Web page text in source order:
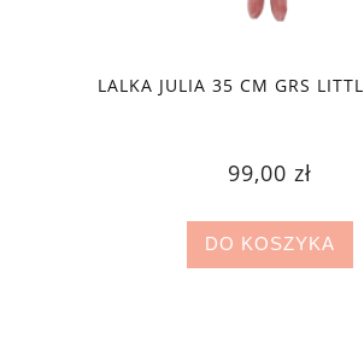
LALKA JULIA 35 CM GRS
99,00 zł
DO KOSZYKA